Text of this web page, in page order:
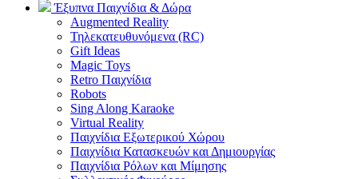
Έξυπνα Παιχνίδια & Δώρα
Augmented Reality
Τηλεκατευθυνόμενα (RC)
Gift Ideas
Magic Toys
Retro Παιχνίδια
Robots
Sing Along Karaoke
Virtual Reality
Παιχνίδια Εξωτερικού Χώρου
Παιχνίδια Κατασκευών και Δημιουργίας
Παιχνίδια Ρόλων και Μίμησης